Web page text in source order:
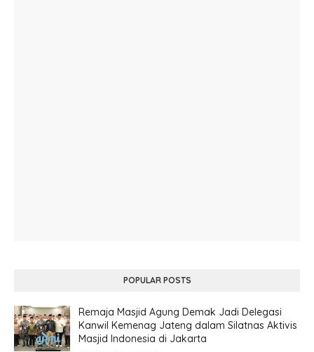
POPULAR POSTS
Remaja Masjid Agung Demak Jadi Delegasi
Kanwil Kemenag Jateng dalam Silatnas Aktivis
Masjid Indonesia di Jakarta